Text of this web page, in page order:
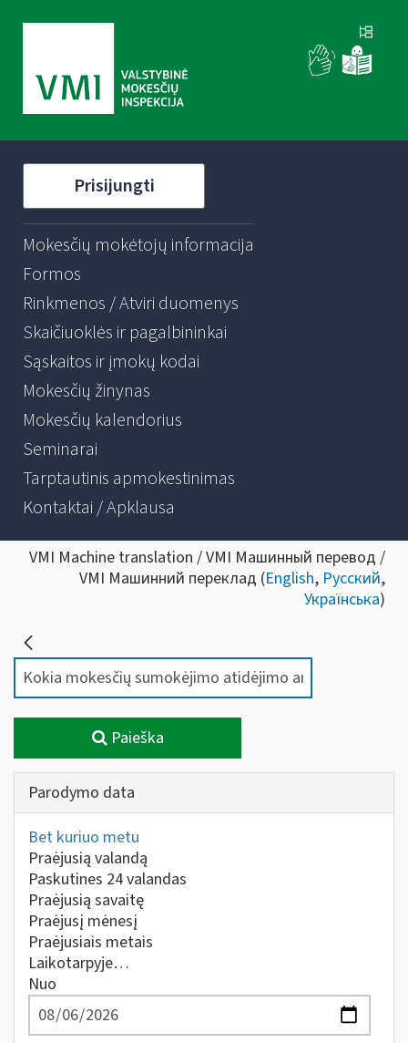
Prisijungti
Mokesčių mokėtojų informacija
Formos
Rinkmenos / Atviri duomenys
Skaičiuoklės ir pagalbininkai
Sąskaitos ir įmokų kodai
Mokesčių žinynas
Mokesčių kalendorius
Seminarai
Tarptautinis apmokestinimas
Kontaktai / Apklausa
VMI Machine translation / VMI Машинный перевод /
VMI Машинний переклад (English, Русский,
Українська)
Paieška
Parodymo data
Bet kuriuo metu
Praėjusią valandą
Paskutines 24 valandas
Praėjusią savaitę
Praėjusį mėnesį
Praėjusiais metais
Laikotarpyje…
Nuo